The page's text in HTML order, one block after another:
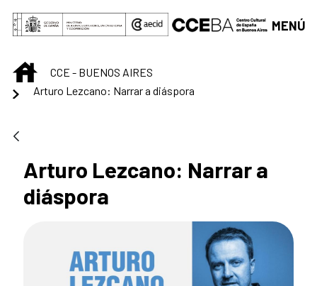
Saltar al contenido principal
MENÚ
INICIOCCE - BUENOS AIRES
Arturo Lezcano: Narrar a diáspora
Arturo Lezcano: Narrar a
diáspora